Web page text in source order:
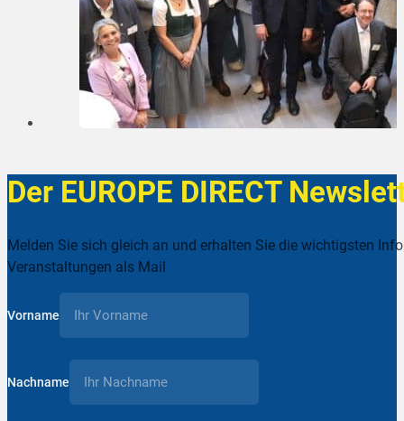
Der EUROPE DIRECT
Melden Sie sich gleich an und erhalten Sie die wichtigsten
Veranstaltungen als Mail
Vorname
Nachname